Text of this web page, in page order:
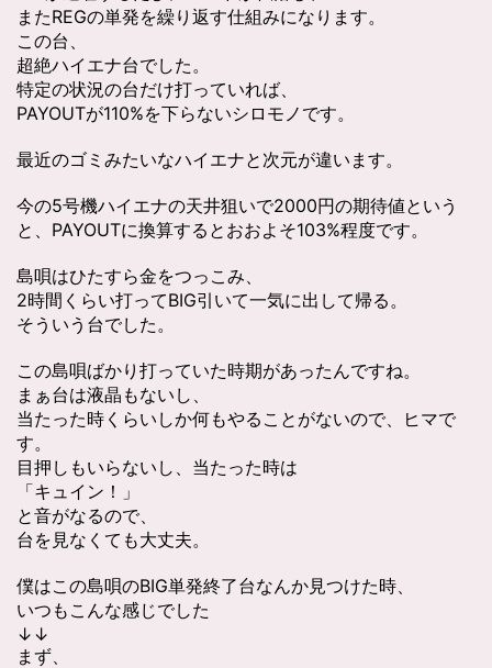
またREGの単発を繰り返す仕組みになります。
この台、
超絶ハイエナ台でした。
特定の状況の台だけ打っていれば、
PAYOUTが110%を下らないシロモノです。
最近のゴミみたいなハイエナと次元が違います。
今の5号機ハイエナの天井狙いで2000円の期待値という
と、PAYOUTに換算するとおおよそ103%程度です。
島唄はひたすら金をつっこみ、
2時間くらい打ってBIG引いて一気に出して帰る。
そういう台でした。
この島唄ばかり打っていた時期があったんですね。
まぁ台は液晶もないし、
当たった時くらいしか何もやることがないので、ヒマで
す。
目押しもいらないし、当たった時は
「キュイン！」
と音がなるので、
台を見なくても大丈夫。
僕はこの島唄のBIG単発終了台なんか見つけた時、
いつもこんな感じでした
↓↓
まず、